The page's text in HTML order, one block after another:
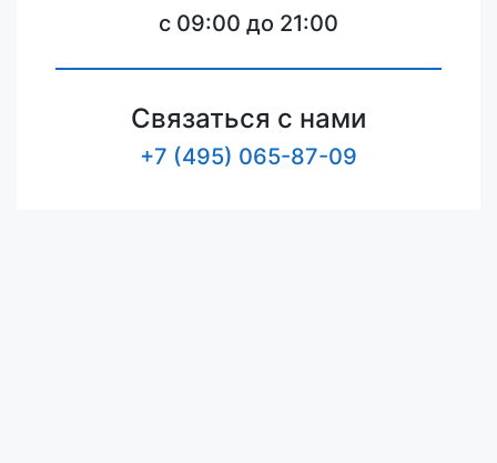
c 09:00 до 21:00
Связаться с нами
+7 (495) 065-87-09